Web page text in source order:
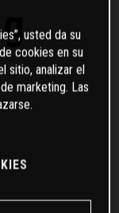
usted da su
cookies en su
sitio, analizar el
marketing. Las